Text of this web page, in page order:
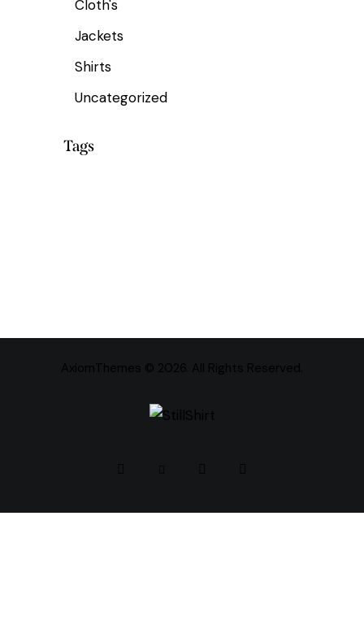
Cloth's
Jackets
Shirts
Uncategorized
Tags